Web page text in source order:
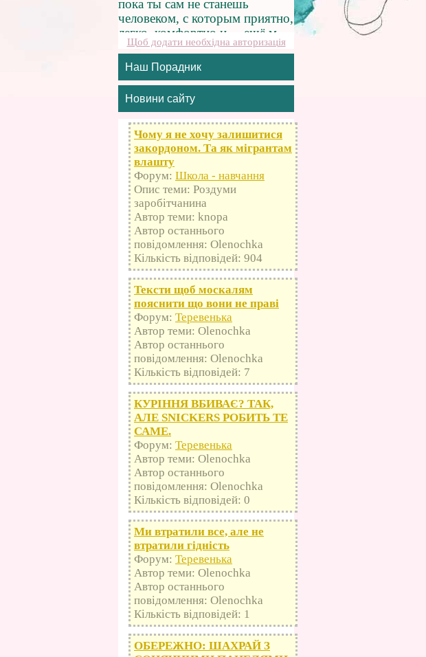
Щоб додати необхідна авторизація
Наш Порадник
Новини сайту
Чому я не хочу залишитися
закордоном. Та як мігрантам
влашту
Форум: Школа - навчання
Опис теми: Роздуми
заробітчанина
Автор теми: knopa
Автор останнього
повідомлення: Olenochka
Кількість відповідей: 904
Тексти щоб москалям
пояснити що вони не праві
Форум: Теревенька
Автор теми: Olenochka
Автор останнього
повідомлення: Olenochka
Кількість відповідей: 7
КУРІННЯ ВБИВАЄ? ТАК,
АЛЕ SNICKERS РОБИТЬ ТЕ
САМЕ.
Форум: Теревенька
Автор теми: Olenochka
Автор останнього
повідомлення: Olenochka
Кількість відповідей: 0
Ми втратили все, але не
втратили гідність
Форум: Теревенька
Автор теми: Olenochka
Автор останнього
повідомлення: Olenochka
Кількість відповідей: 1
ОБЕРЕЖНО: ШАХРАЙ З